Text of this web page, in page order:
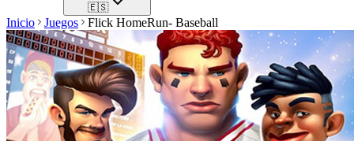
🇪🇸
Inicio Juegos Flick HomeRun- Baseball